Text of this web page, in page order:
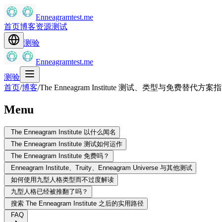
Enneagramtest.me
首页博客资源测试
测验
Enneagramtest.me
测验
首页/博客/The Enneagram Institute 测试、类型与免费替代方案
Menu
The Enneagram Institute 以什么闻名
The Enneagram Institute 测试如何运作
The Enneagram Institute 免费吗？
Enneagram Institute、Truity、Enneagram Universe 与其他测试
如何使用九型人格类型而不过度解读
九型人格已经被推翻了吗？
搜索 The Enneagram Institute 之后的实用路径
FAQ